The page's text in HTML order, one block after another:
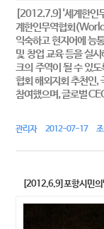
[2012.7.9]'세계한인
계한인무역협회
익숙하고 현지어에 능
및 창업 교육 등을 실
크의 주역이 될 수 있
협회 해외지회 추천인,
참여했으며, 글로벌
관리자 2012-07-17 조
[2012.6.9]포항시민의